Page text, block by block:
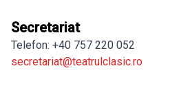
Secretariat
Telefon: +40 757 220 052
secretariat@teatrulclasic.ro